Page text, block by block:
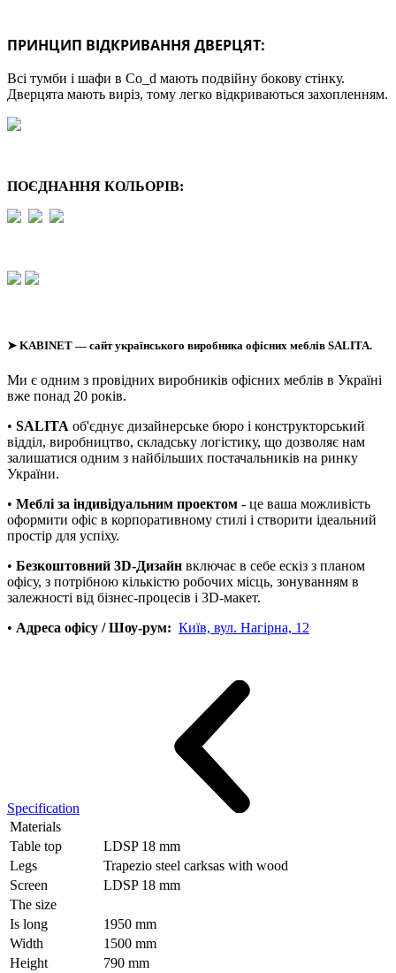
ПРИНЦИП ВІДКРИВАННЯ ДВЕРЦЯТ:
Всі тумби і шафи в Co_d мають подвійну бокову стінку.
Дверцята мають виріз, тому легко відкриваються захопленням.
ПОЄДНАННЯ КОЛЬОРІВ:
➤ KABINET — сайт українського виробника офісних меблів SALITA.
Ми є одним з провідних виробників офісних меблів в Україні
вже понад 20 років.
• SALITA об'єднує дизайнерське бюро і конструкторський
відділ, виробництво, складську логістику, що дозволяє нам
залишатися одним з найбільших постачальників на ринку
України.
• Меблі за індивідуальним проектом - це ваша можливість
оформити офіс в корпоративному стилі і створити ідеальний
простір для успіху.
• Безкоштовний 3D-Дизайн включає в себе ескіз з планом
офісу, з потрібною кількістю робочих місць, зонуванням в
залежності від бізнес-процесів і 3D-макет.
• Адреса офісу / Шоу-рум: Київ, вул. Нагірна, 12
Specification
Materials
Table top
LDSP 18 mm
Legs
Trapezio steel carksas with wood
Screen
LDSP 18 mm
The size
Is long
1950 mm
Width
1500 mm
Height
790 mm